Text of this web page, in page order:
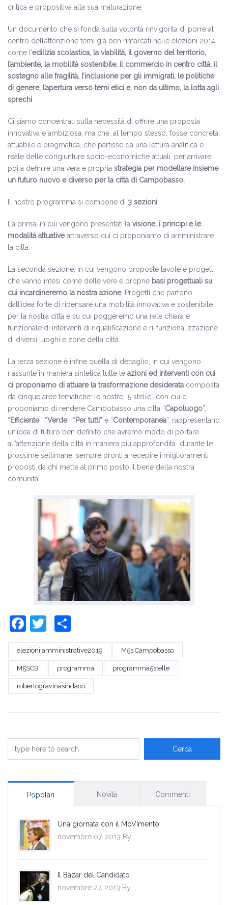
critica e propositiva alla sua maturazione.
Un documento che si fonda sulla volontà rinvigorita di porre al
centro dell’attenzione temi già ben rimarcati nelle elezioni 2014
come l’edilizia scolastica, la viabilità, il governo del territorio,
l’ambiente, la mobilità sostenibile, il commercio in centro città, il
sostegno alle fragilità, l’inclusione per gli immigrati, le politiche
di genere, l’apertura verso temi etici e, non da ultimo, la lotta agli
sprechi
Ci siamo concentrati sulla necessità di offrire una proposta
innovativa e ambiziosa, ma che, al tempo stesso, fosse concreta,
attuabile e pragmatica, che partisse da una lettura analitica e
reale delle congiunture socio-economiche attuali, per arrivare
poi a definire una vera e propria strategia per modellare insieme
un futuro nuovo e diverso per la città di Campobasso.
Il nostro programma si compone di 3 sezioni
La prima, in cui vengono presentati la visione, i principi e le
modalità attuativeattraverso cui ci proponiamo di amministrare
la città.
La seconda sezione, in cui vengono proposte tavole e progetti
che vanno intesi come delle vere e proprie basi progettuali su
cui incardineremo la nostra azione. Progetti che partono
dall’idea forte di ripensare una mobilità innovativa e sostenibile
per la nostra città e su cui poggeremo una rete chiara e
funzionale di interventi di riqualificazione e ri-funzionalizzazione
di diversi luoghi e zone della città.
La terza sezione è infine quella di dettaglio, in cui vengono
riassunte in maniera sintetica tutte le azioni ed interventi con cui
ci proponiamo di attuare la trasformazione desiderata composta
da cinque aree tematiche: le nostre “5 stelle” con cui ci
proponiamo di rendere Campobasso una città “Capoluogo”,
“Efficiente”, “Verde”, “Per tutti” e “Contemporanea”, rappresentano
un’idea di futuro ben definito che avremo modo di portare
all’attenzione della città in maniera più approfondita durante le
prossime settimane, sempre pronti a recepire i miglioramenti
proposti da chi mette al primo posto il bene della nostra
comunità.
Facebook
Twitter
elezioni amministrative2019 M5s Campobasso
M5SCB programma programma5stelle
robertogravinasindaco
Popolari Novità Commenti
Una giornata con il MoVimento
novembre 07, 2013 By
Il Bazar del Candidato
novembre 27, 2013 By